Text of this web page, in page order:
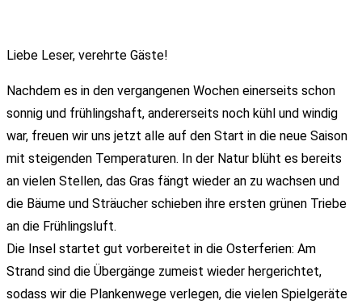
Liebe Leser, verehrte Gäste!
Nachdem es in den vergangenen Wochen einerseits schon
sonnig und frühlingshaft, andererseits noch kühl und windig
war, freuen wir uns jetzt alle auf den Start in die neue Saison
mit steigenden Temperaturen. In der Natur blüht es bereits
an vielen Stellen, das Gras fängt wieder an zu wachsen und
die Bäume und Sträucher schieben ihre ersten grünen Triebe
an die Frühlingsluft.
Die Insel startet gut vorbereitet in die Osterferien: Am
Strand sind die Übergänge zumeist wieder hergerichtet,
sodass wir die Plankenwege verlegen, die vielen Spielgeräte